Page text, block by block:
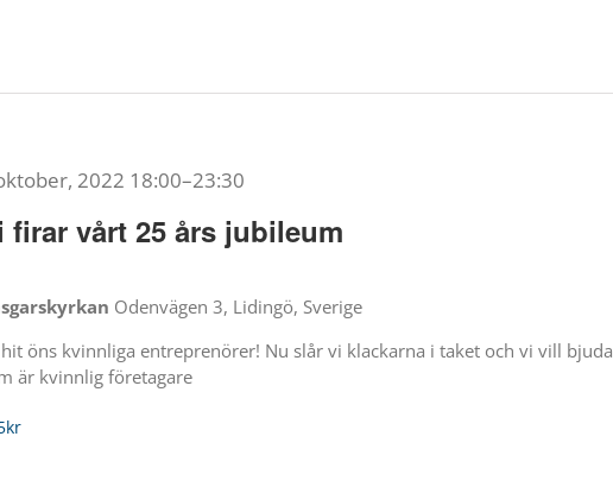
firar vårt 25 års jubileum
2022 18:00–23:30
Odenvägen 3, Lidingö, Sverige
hit öns kvinnliga entreprenörer! Nu slår vi klackarna i taket och vi vill
är kvinnlig företagare